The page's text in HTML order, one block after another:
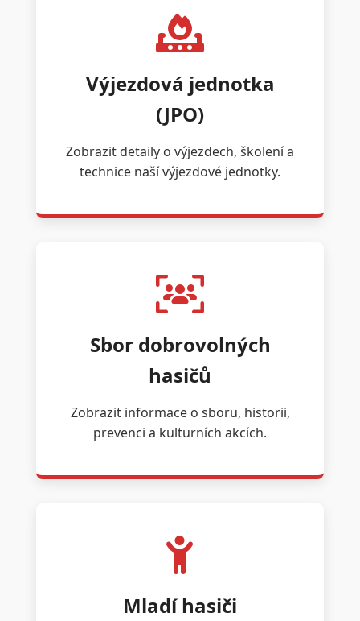
Výjezdová jednotka
(JPO)
Zobrazit detaily o výjezdech, školení a
technice naší výjezdové jednotky.
Sbor dobrovolných
hasičů
Zobrazit informace o sboru, historii,
prevenci a kulturních akcích.
Mladí hasiči